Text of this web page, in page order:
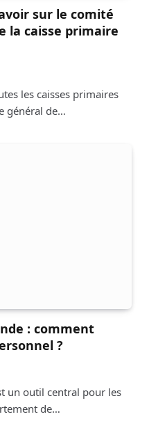
sur le comité
la caisse primaire
les caisses primaires
général de…
: comment
?
un outil central pour les
de…